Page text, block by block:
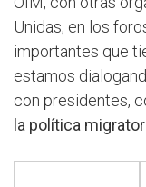
Unidas, en los
importantes que
estamos
con presidentes,
la política